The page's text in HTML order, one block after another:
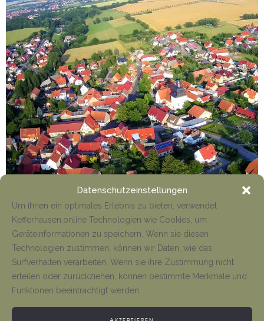
Datenschutzeinstellungen
Um ihnen ein optimales Erlebnis zu bieten, verwendet
Kefferhausen.online Technologien wie Cookies, um
Geräteinformationen zu speichern. Wenn sie diesen
Technologien zustimmen, können wir Daten, wie das
Surfverhalten verarbeiten. Wenn sie ihre Zustimmung nicht
erteilen oder zurückziehen, können bestimmte Merkmale und
Funktionen beeinträchtigt werden.
Mehr